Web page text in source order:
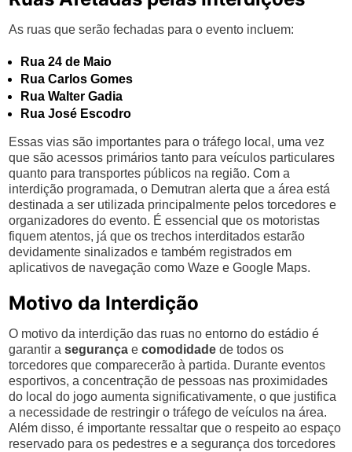
As ruas que serão fechadas para o evento incluem:
Rua 24 de Maio
Rua Carlos Gomes
Rua Walter Gadia
Rua José Escodro
Essas vias são importantes para o tráfego local, uma vez
que são acessos primários tanto para veículos particulares
quanto para transportes públicos na região. Com a
interdição programada, o Demutran alerta que a área está
destinada a ser utilizada principalmente pelos torcedores e
organizadores do evento. É essencial que os motoristas
fiquem atentos, já que os trechos interditados estarão
devidamente sinalizados e também registrados em
aplicativos de navegação como Waze e Google Maps.
Motivo da Interdição
O motivo da interdição das ruas no entorno do estádio é
garantir asegurança ecomodidade de todos os
torcedores que comparecerão à partida. Durante eventos
esportivos, a concentração de pessoas nas proximidades
do local do jogo aumenta significativamente, o que justifica
a necessidade de restringir o tráfego de veículos na área.
Além disso, é importante ressaltar que o respeito ao espaço
reservado para os pedestres e a segurança dos torcedores